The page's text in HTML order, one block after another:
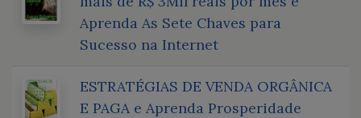
Aprenda As Sete Chaves para
Sucesso na Internet
ESTRATÉGIAS DE VENDA ORGÂNICA
E PAGA e Aprenda Prosperidade